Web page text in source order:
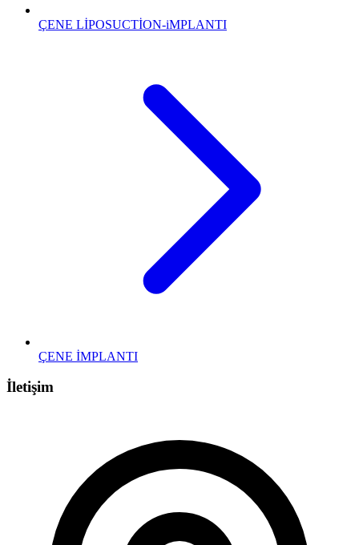
ÇENE LİPOSUCTİON-iMPLANTI
ÇENE İMPLANTI
İletişim